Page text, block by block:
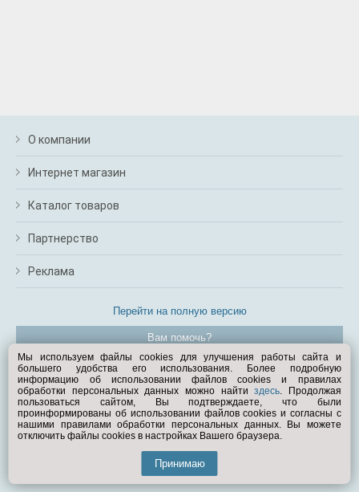
О компании
Интернет магазин
Каталог товаров
Партнерство
Реклама
Перейти на полную версию
Вам помочь?
© Exist.ru 1998—2026
Мы используем файлы cookies для улучшения работы сайта и
большего удобства его использования. Более подробную
информацию об использовании файлов cookies и правилах
обработки персональных данных можно найтиздесь. Продолжая
пользоваться сайтом, Вы подтверждаете, что были
проинформированы об использовании файлов cookies и согласны с
нашими правилами обработки персональных данных. Вы можете
отключить файлы cookies в настройках Вашего браузера.
Принимаю